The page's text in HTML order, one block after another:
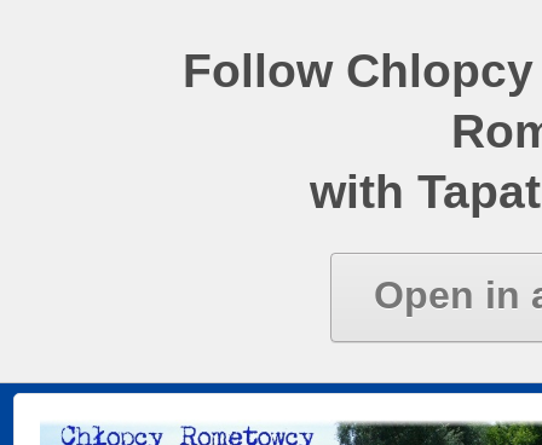
Follow
with
Open in